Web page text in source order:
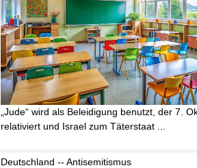
„Jude“ wird als Beleidigung benutzt, der 7.
relativiert und Israel zum Täterstaat ...
Deutschland -- Antisemitismus